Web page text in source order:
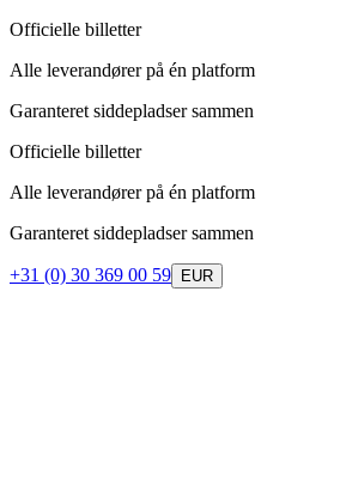
Officielle billetter
Alle leverandører på én platform
Garanteret siddepladser sammen
Officielle billetter
Alle leverandører på én platform
Garanteret siddepladser sammen
+31 (0) 30 369 00 59 EUR